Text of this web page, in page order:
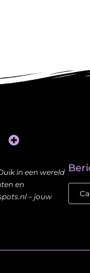
in een wereld
en
– jouw